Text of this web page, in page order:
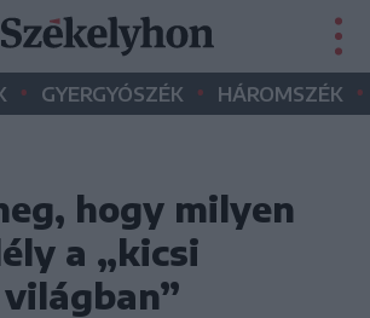
• GYERGYÓSZÉK • HÁROMSZÉK •
hogy milyen
a „kicsi